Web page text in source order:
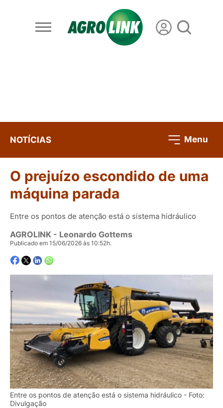
NOTÍCIAS Menu
O prejuízo escondido de uma
máquina parada
Entre os pontos de atenção está o sistema hidráulico
AGROLINK - Leonardo Gottems
Publicado em 15/06/2026 às 10:52h.
Entre os pontos de atenção está o sistema hidráulico - Foto:
Divulgação